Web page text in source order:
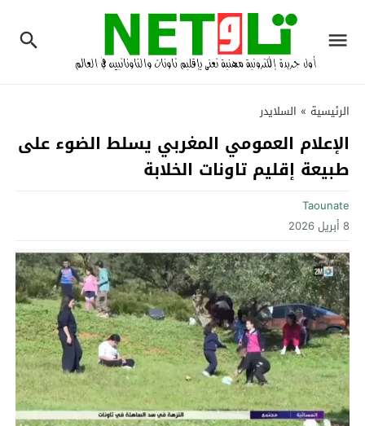
الرئيسية » السلايدر
الإعلام العمومي المغربي يسلط الضوء على
طبيعة إقليم تاونات الخلابة
Taounate
8 أبريل 2026